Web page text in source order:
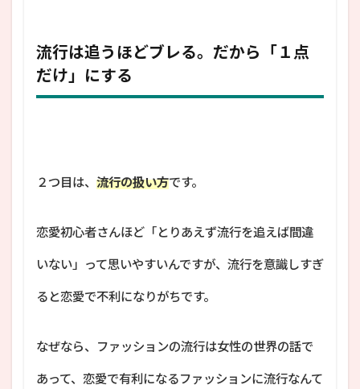
流行は追うほどブレる。だから「１点
だけ」にする
２つ目は、 流行の扱い方です。
恋愛初心者さんほど「とりあえず流行を追えば間違
いない」って思いやすいんですが、流行を意識しすぎ
ると恋愛で不利になりがちです。
なぜなら、ファッションの流行は女性の世界の話で
あって、恋愛で有利になるファッションに流行なんて